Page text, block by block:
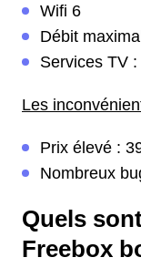
Wifi 6
Débit
Services TV
Les
Prix élevé :
Nombreux
Quels
Freebox